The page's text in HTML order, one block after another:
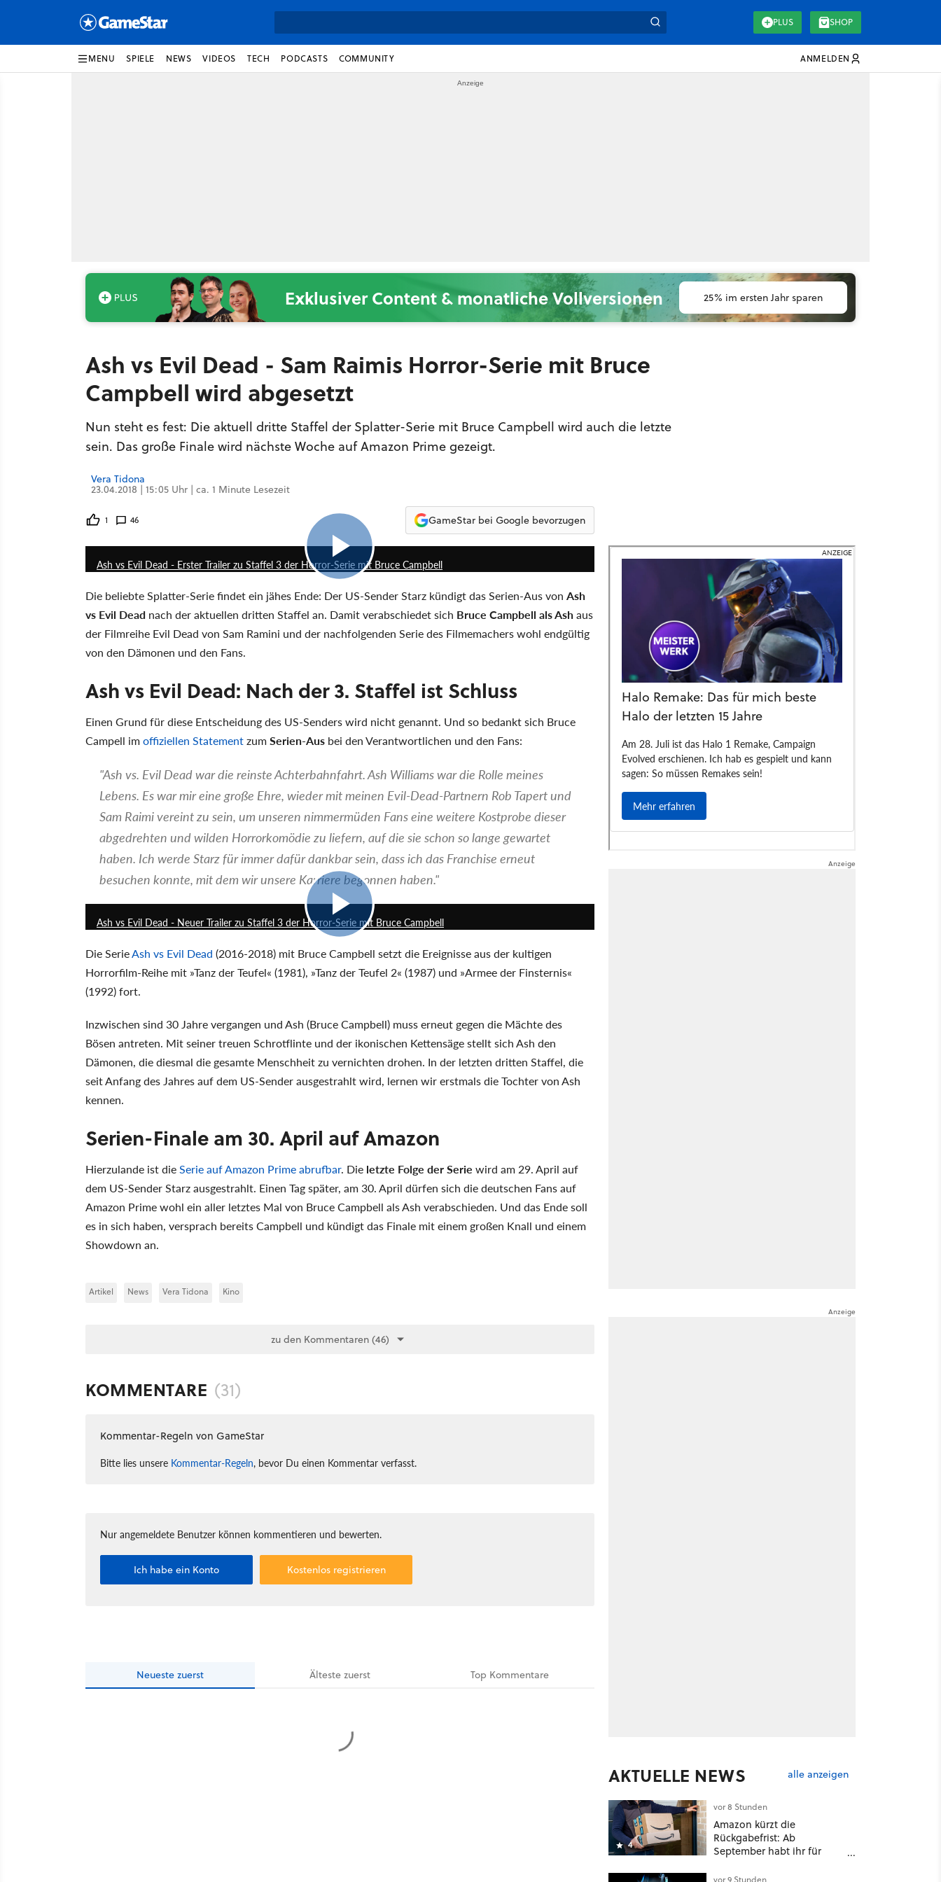
PLUS SHOP
MENU SPIELE NEWS VIDEOS TECH PODCASTS COMMUNITY ANMELDEN
Exklusiver Content & monatliche Vollversionen 25% im ersten Jahr sparen
Ash vs Evil Dead - Sam Raimis Horror-Serie mit Bruce
Campbell wird abgesetzt
Nun steht es fest: Die aktuell dritte Staffel der Splatter-Serie mit Bruce Campbell wird auch die letzte
sein. Das große Finale wird nächste Woche auf Amazon Prime gezeigt.
Vera Tidona
23.04.2018 | 15:05 Uhr | ca. 1 Minute Lesezeit
1 46 GameStar bei Google bevorzugen
1:24
Ash vs Evil Dead - Erster Trailer zu Staffel 3 der Horror-Serie mit Bruce Campbell
Die beliebte Splatter-Serie findet ein jähes Ende: Der US-Sender Starz kündigt das Serien-Aus von Ash
vs Evil Dead nach der aktuellen dritten Staffel an. Damit verabschiedet sich Bruce Campbell als Ashaus
der Filmreihe Evil Dead von Sam Ramini und der nachfolgenden Serie des Filmemachers wohl endgültig
von den Dämonen und den Fans.
Ash vs Evil Dead: Nach der 3. Staffel ist Schluss
Einen Grund für diese Entscheidung des US-Senders wird nicht genannt. Und so bedankt sich Bruce
Campell imoffiziellen StatementzumSerien-Aus bei den Verantwortlichen und den Fans:
"Ash vs. Evil Dead war die reinste Achterbahnfahrt. Ash Williams war die Rolle meines
Lebens. Es war mir eine große Ehre, wieder mit meinen Evil-Dead-Partnern Rob Tapert und
Sam Raimi vereint zu sein, um unseren nimmermüden Fans eine weitere Kostprobe dieser
abgedrehten und wilden Horrorkomödie zu liefern, auf die sie schon so lange gewartet
haben. Ich werde Starz für immer dafür dankbar sein, dass ich das Franchise erneut
besuchen konnte, mit dem wir unsere Karriere begonnen haben."
Ash vs Evil Dead - Neuer Trailer zu Staffel 3 der Horror-Serie mit Bruce Campbell
Die SerieAsh vs Evil Dead (2016-2018) mit Bruce Campbell setzt die Ereignisse aus der kultigen
Horrorfilm-Reihe mit »Tanz der Teufel« (1981), »Tanz der Teufel 2« (1987) und »Armee der Finsternis«
(1992) fort.
Inzwischen sind 30 Jahre vergangen und Ash (Bruce Campbell) muss erneut gegen die Mächte des
Bösen antreten. Mit seiner treuen Schrotflinte und der ikonischen Kettensäge stellt sich Ash den
Dämonen, die diesmal die gesamte Menschheit zu vernichten drohen. In der letzten dritten Staffel, die
seit Anfang des Jahres auf dem US-Sender ausgestrahlt wird, lernen wir erstmals die Tochter von Ash
kennen.
Serien-Finale am 30. April auf Amazon
Hierzulande ist dieSerie auf Amazon Prime abrufbar. Die letzte Folge der Serie wird am 29. April auf
dem US-Sender Starz ausgestrahlt. Einen Tag später, am 30. April dürfen sich die deutschen Fans auf
Amazon Prime wohl ein aller letztes Mal von Bruce Campbell als Ash verabschieden. Und das Ende soll
es in sich haben, versprach bereits Campbell und kündigt das Finale mit einem großen Knall und einem
Showdown an.
Artikel News Vera Tidona Kino
zu den Kommentaren (46)
KOMMENTARE (31)
Kommentar-Regeln von GameStar
Bitte lies unsere Kommentar-Regeln, bevor Du einen Kommentar verfasst.
Nur angemeldete Benutzer können kommentieren und bewerten.
Ich habe ein Konto Kostenlos registrieren
Neueste zuerst Ältestezuerst Top Kommentare
AKTUELLE NEWS alle anzeigen
4
vor 8 Stunden
Amazon kürzt die
Rückgabefrist: Ab
September habt ihr für
Tage
vor 9 Stunden